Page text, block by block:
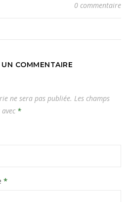
0 commentaire
UN COMMENTAIRE
ne sera pas publiée. Les champs
*
*